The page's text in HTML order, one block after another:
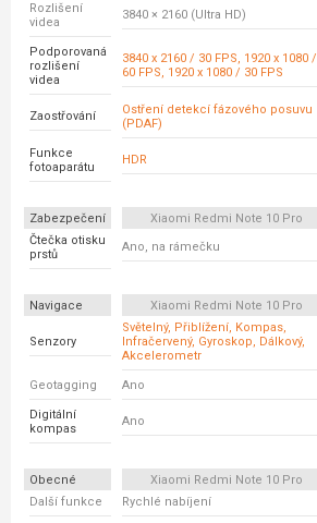
Rozlišení
videa
3840 × 2160 (Ultra HD)
Podporovaná
rozlišení
videa
3840 x 2160 / 30 FPS, 1920 x 1080 /
60 FPS, 1920 x 1080 / 30 FPS
Zaostřování
Ostření detekcí fázového posuvu
(PDAF)
Funkce
fotoaparátu
HDR
Zabezpečení Xiaomi Redmi Note 10 Pro
Čtečka otisku
prstů
Ano, na rámečku
Navigace Xiaomi Redmi Note 10 Pro
Senzory
Světelný, Přiblížení, Kompas,
Infračervený, Gyroskop, Dálkový,
Akcelerometr
Geotagging Ano
Digitální
kompas
Ano
Obecné Xiaomi Redmi Note 10 Pro
Další funkce
Rychlé nabíjení